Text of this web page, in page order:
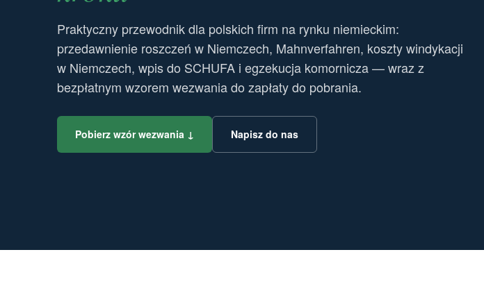
Praktyczny przewodnik dla polskich firm na rynku niemieckim:
przedawnienie roszczeń w Niemczech, Mahnverfahren, koszty windykacji
w Niemczech, wpis do SCHUFA i egzekucja komornicza — wraz z
bezpłatnym wzorem wezwania do zapłaty do pobrania.
Pobierz wzór wezwania ↓ Napisz do nas